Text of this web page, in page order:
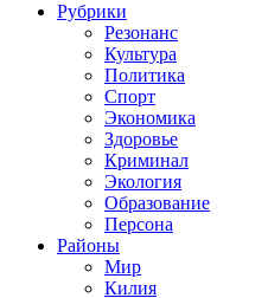
Рубрики
Резонанс
Культура
Политика
Спорт
Экономика
Здоровье
Криминал
Экология
Образование
Персона
Районы
Мир
Килия